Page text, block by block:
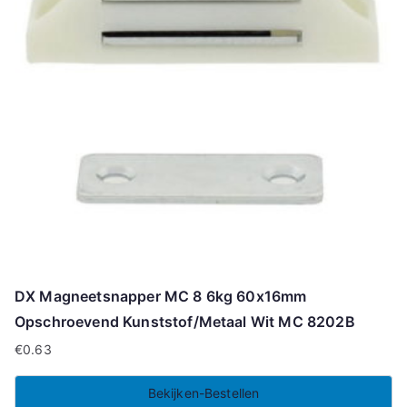
DX Magneetsnapper MC 8 6kg 60x16mm
Opschroevend Kunststof/Metaal Wit MC 8202B
€0.63
Bekijken-Bestellen